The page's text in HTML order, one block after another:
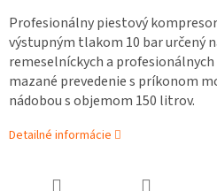
Profesionálny piestový
výstupným tlakom 10 bar určený
remeselníckych a
mazané prevedenie s príkonom
nádobou s objemom 150 litrov.
Detailné informácie